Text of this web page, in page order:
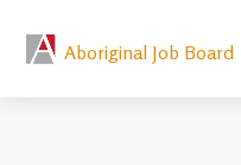
Aboriginal Job Board